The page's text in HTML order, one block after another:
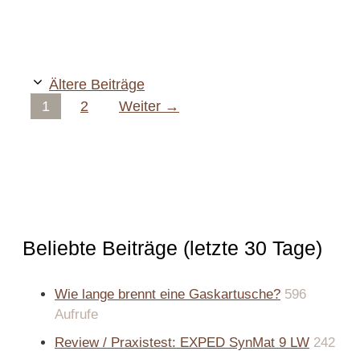
Ältere Beiträge
Seite
1 Seite
2 Weiter →
Beliebte Beiträge (letzte 30 Tage)
Wie lange brennt eine Gaskartusche? 596
Aufrufe
Review / Praxistest: EXPED SynMat 9 LW 242